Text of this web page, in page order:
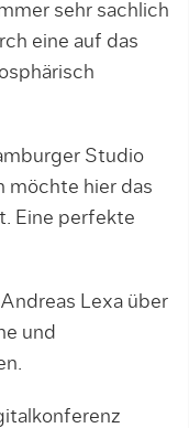
sehr sachlich
eine auf das
Studio
möchte hier das
Eine perfekte
Lexa über
und